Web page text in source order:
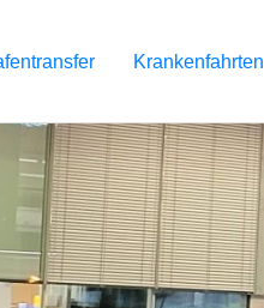
Krankenfahrten